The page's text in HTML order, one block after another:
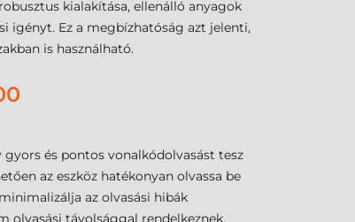
kialakítása, ellenálló anyagok
igényt. Ez a megbízhatóság azt jelenti,
is használható.
és pontos vonalkódolvasást tesz
az eszköz hatékonyan olvassa be
az olvasási hibák
olvasási távolsággal rendelkeznek.